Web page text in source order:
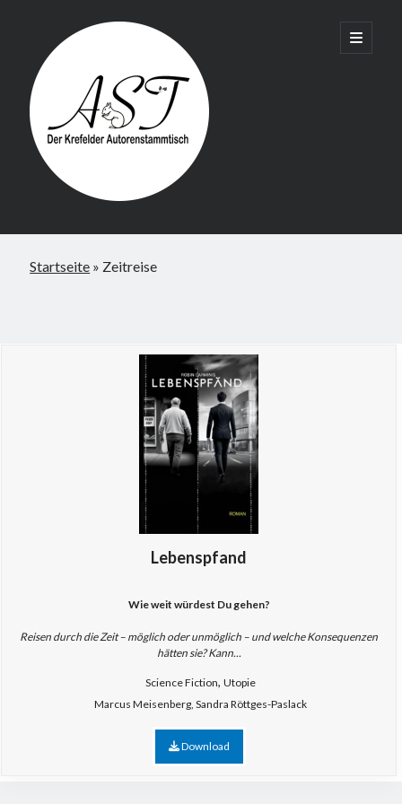
Krefelder
AST
open
primary
Startseite » Zeitreise
Lebenspfand
Wie weit würdest Du gehen?
Reisen durch die Zeit – möglich oder unmöglich – und welche Konsequenzen
hätten sie? Kann...
Science Fiction, Utopie
Marcus Meisenberg, Sandra Röttges-Paslack
Download